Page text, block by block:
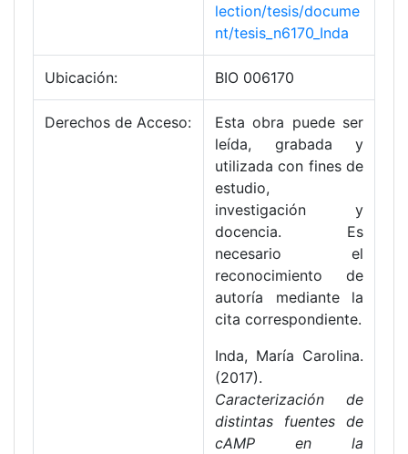
lection/tesis/docume
nt/tesis_n6170_Inda
Ubicación: BIO 006170
Derechos de Acceso:
Esta obra puede ser
leída, grabada y
utilizada con fines de
estudio,
investigación y
docencia. Es
necesario el
reconocimiento de
autoría mediante la
cita correspondiente.
Inda, María Carolina.
(2017).
Caracterización de
distintas fuentes de
cAMP en la